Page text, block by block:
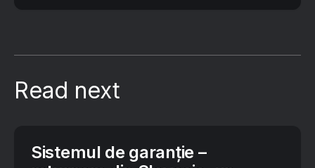
Read next
Sistemul de garanție –